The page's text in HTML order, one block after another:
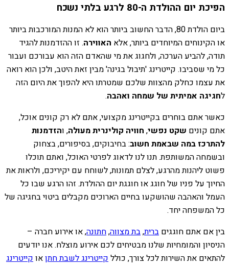
הפיכת יום ההולדת ה-80 לרגע בלתי נשכח
ביום הולדת 80, הדבר החשוב ביותר הוא לא המנות המורכבות ביותר
או הקינוחים המיוחדים ביותר, אלא האווירה. זו ההזדמנות להגיד
תודה, להביע הערכה, ולחגוג את מי שהאדם הזה הוא עבורכם ועבור
כל מי שסביבו. קייטרינג 'תיבול בגינה' מבין זאת היטב, ולכן הוא רואה
את עצמו כחלק מהצוות שלכם שמטרתו היא להפוך את היום הזה
לחגיגה אמיתית של שמחה ואהבה.
כאשר אתם בוחרים בקייטרינג מקצועי, אתם לא רק קונים אוכל,
אתם קונים שקט נפשי, חוויה קולינרית מעולה, והזדמנות
להתרכז במה שבאמת חשוב: בחיבוקים, בסיפורים, בצחוק
ובשמחה המשותפת. תנו לנו לדאוג לפרטי האוכל, ואתם תוכלו
פשוט ליהנות מהרגע, לצלם תמונות, לשוחח עם יקיריכם, ולראות את
החיוך על פניו של חוגג או חוגגת יום ההולדת. זהו הרגע שבו כל
העמל והאהבה שהושקעו בחיים הארוכים מקבלים ביטוי בחגיגה של
כל המשפחה יחד.
בין אם אתם חוגגים ברית,בת מצווה,חתונה, או אירוע חברה –
הניסיון והמומחיות שלנו מבטיחים לכם אירוע מוצלח. אנו יודעים
להתאים את השירות לכל צורך, כולל קייטרינג לשבת חתןאו קייטרינג